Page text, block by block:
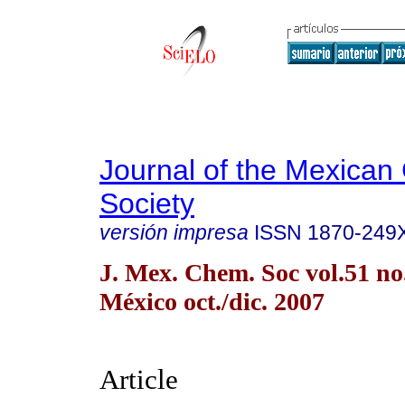
Journal of the Mexican
Society
versión impresa ISSN 1870-
J. Mex. Chem. Soc vol.51
México oct./dic. 2007
Article